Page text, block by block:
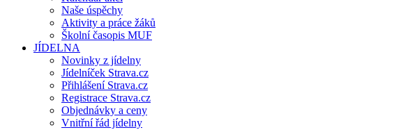
Naše úspěchy
Aktivity a práce žáků
Školní časopis MUF
JÍDELNA
Novinky z jídelny
Jídelníček Strava.cz
Přihlášení Strava.cz
Registrace Strava.cz
Objednávky a ceny
Vnitřní řád jídelny